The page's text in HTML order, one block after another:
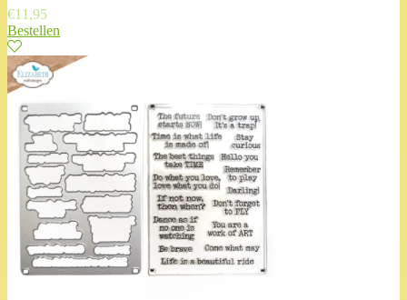
€11,95
Bestellen